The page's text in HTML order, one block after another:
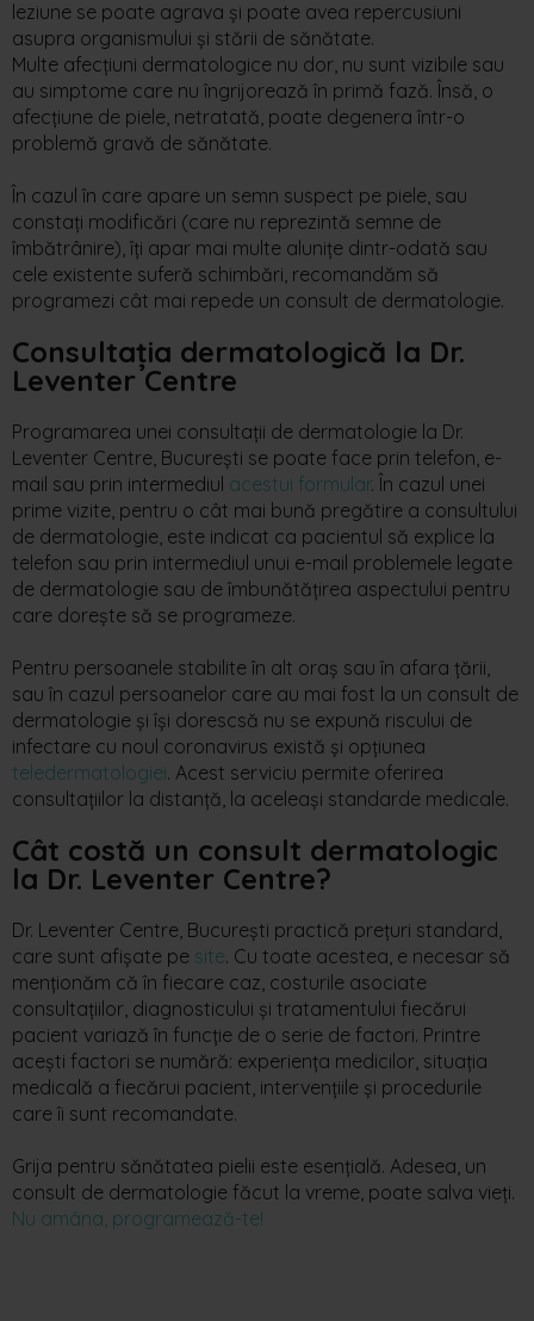
leziune se poate agrava și poate avea repercusiuni
asupra organismului și stării de sănătate.
Multe afecțiuni dermatologice nu dor , nu sunt vizibile sau
au simptome care nu îngrijorează în primă fază. Însă , o
afecțiune de piele netratată poate degenera într-o
problemă gravă de sănătate.
În cazul în care apare un semn suspect pe piele, sau
constați modificări (care nu reprezintă semne de
îmbătrânire), îți apar mai multe alunițe dintr-odată sau
cele existente suferă schimbări, recomandăm să
programezi cât mai repede un consult de dermatologie.
Consultația dermatologică la Dr.
Leventer Centre
Programarea unei consultații de dermatologie la Dr.
Leventer Centre București se poate face prin telefon, e-
mail sau prin intermediul acestui formular. În cazul unei
prime vizite pentru o cât mai bună pregătire a consultului
de dermatologie este indicat ca pacientul să explice la
telefon sau prin intermediul unui e-mail problemele legate
de dermatologie sau de îmbunătățirea aspectului pentru
care dorește să se programeze.
Pentru persoanele stabilite în alt oraș sau în afara țării
sau în cazul persoanelor care au mai fost la un consult de
dermatologie și își dorescsă nu se expună riscului de
infectare cu noul coronavirus există și opțiunea
teledermatologiei. Acest serviciu permite oferirea
consultațiilor la distanță la aceleași standarde medicale.
Cât costă un consult dermatologic
la Dr. Leventer Centre?
Dr. Leventer Centre București practică prețuri standard
care sunt afișate pe site. Cu toate acestea, e necesar să
menționăm că în fiecare caz costurile asociate
consultațiilor , diagnosticului și tratamentului fiecărui
pacient variază în funcție de o serie de factori. Printre
acești factori se numără: experiența medicilor , situația
medicală a fiecărui pacient, intervențiile și procedurile
care îi sunt recomandate.
Grija pentru sănătatea pielii este esențială. Adesea un
consult de dermatologie făcut la vreme poate salva vieți.
Nu amâna programează-te!